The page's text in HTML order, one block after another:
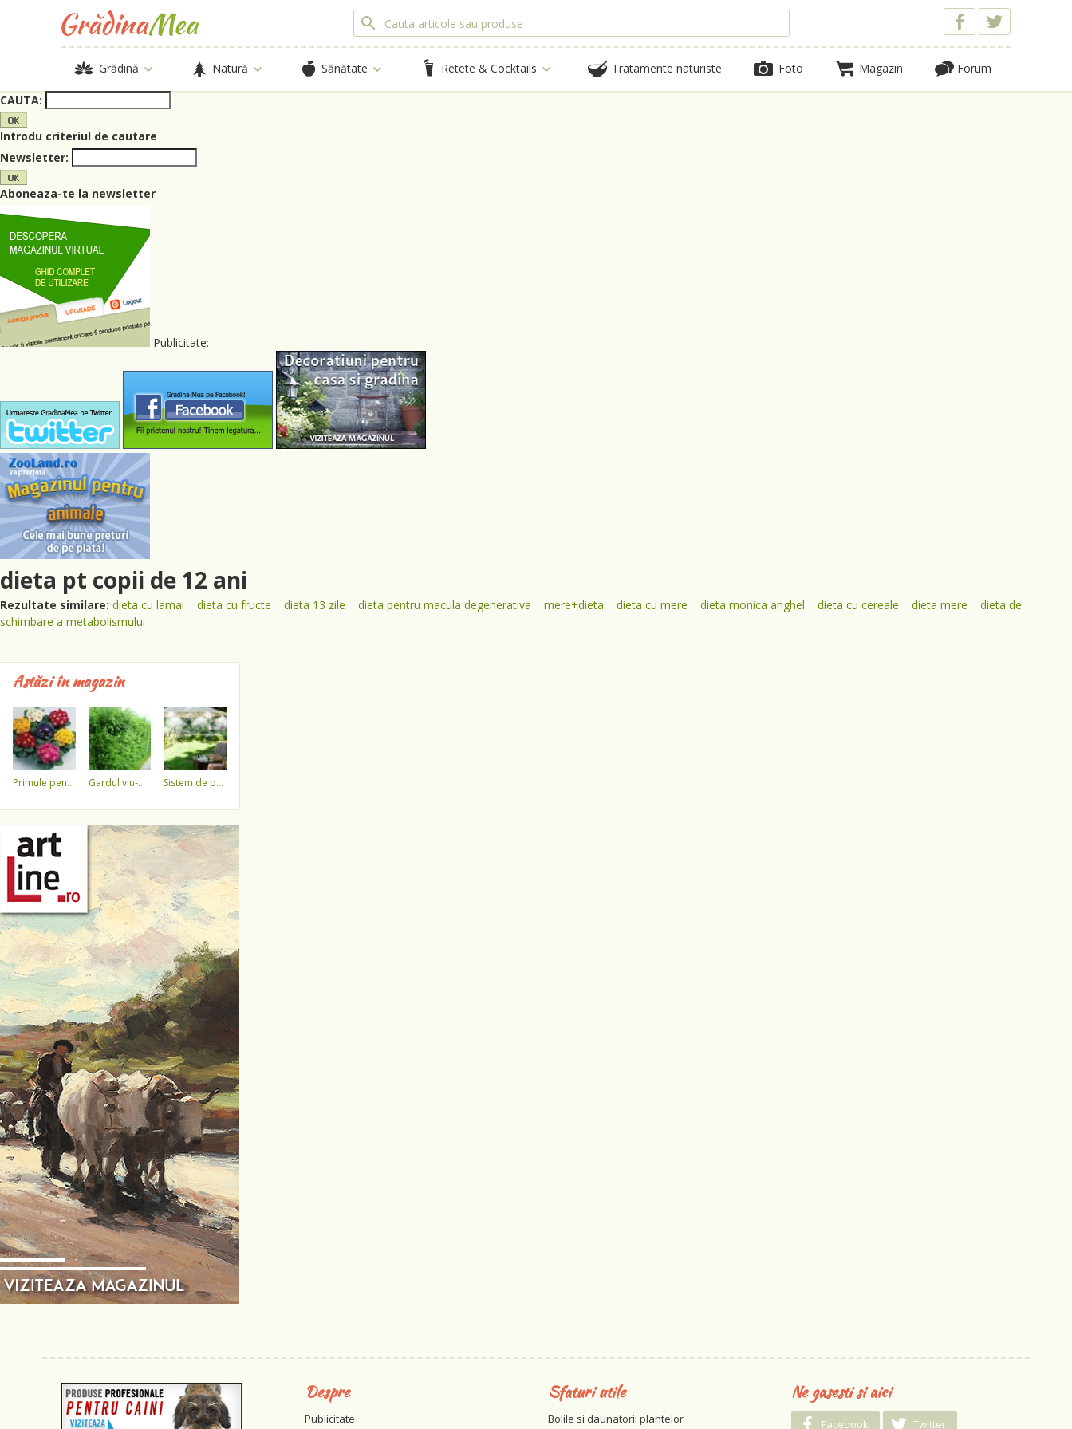
Grădină Natură Sănătate Retete & Cocktails Tratamente naturiste Foto Magazin Forum
CAUTA:
Introdu criteriul de cautare
Newsletter:
Aboneaza-te la newsletter
Publicitate:
dieta pt copii de 12 ani
Rezultate similare: dieta cu lamai dieta cu fructe dieta 13 zile dieta pentru macula degenerativa mere+dieta dieta cu mere dieta monica anghel dieta cu cereale dieta mere
dieta de
schimbare a metabolismului
Astăzi în magazin
primule pentru 1 martie 3,5 lei / ghiveci !!!! gardul viu-minune! sistem de pulverizare a apei
Despre
Publicitate
Sfaturi utile
Bolile si daunatorii plantelor
Ne gasesti si aici
Facebook Twitter